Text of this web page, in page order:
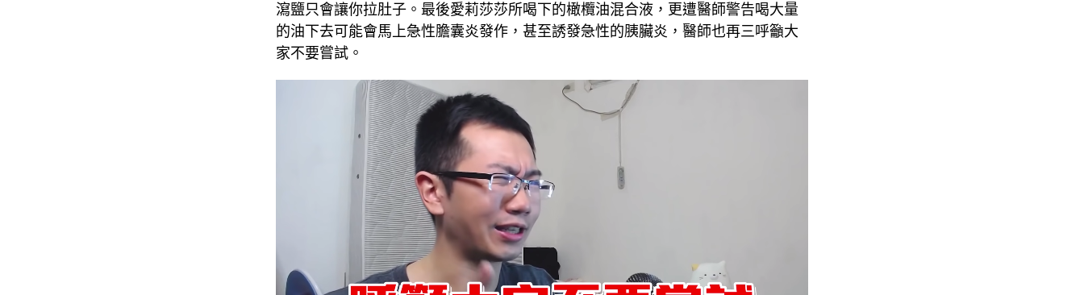
瀉鹽只會讓你拉肚子。最後愛莉莎莎所喝下的橄欖油混合液，更遭醫師警告喝大量
的油下去可能會馬上急性膽囊炎發作，甚至誘發急性的胰臟炎，醫師也再三呼籲大
家不要嘗試。